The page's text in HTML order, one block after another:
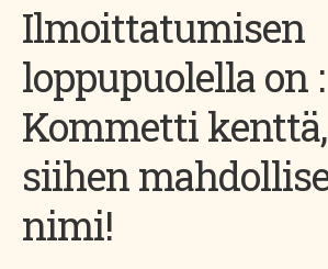
Ilmoittatumisen
loppupuolella on :
Kommetti
siihen
nimi!